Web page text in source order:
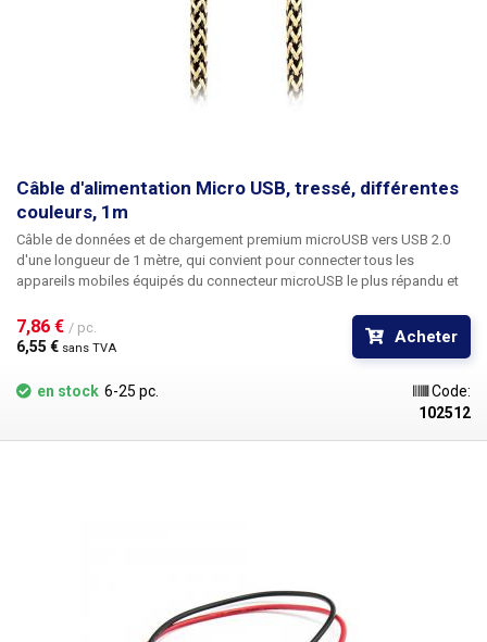
Câble d'alimentation Micro USB, tressé, différentes
couleurs, 1m
Câble de données et de chargement premium microUSB vers USB 2.0
d'une longueur de 1 mètre, qui convient pour connecter tous les
appareils mobiles équipés du connecteur microUSB le plus répandu et
ordinateur de bureau, un ordinateur portable ou un chargeur USB de
traitement haut de gamme, les
connecteurs sont recouverts d'une épaisse gaine en aluminium, ce qui
ajoute à l'exclusivité du câble. En plus de l'isolation classique en
caoutchouc, le câble lui-même est tressé en fibre de nylon. Le câble
le transfert rapide de données. Les câbles USB sont disponibles en
7,86 € / pc.
6,55 € sans TVA
Acheter
en stock 6-25 pc.
Code:
102512